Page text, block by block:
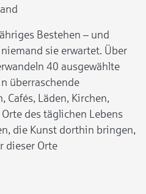
Bestehen – und
sie erwartet. Über
40 ausgewählte
überraschende
Cafés, Läden, Kirchen,
des täglichen Lebens
die Kunst dorthin bringen,
dieser Orte